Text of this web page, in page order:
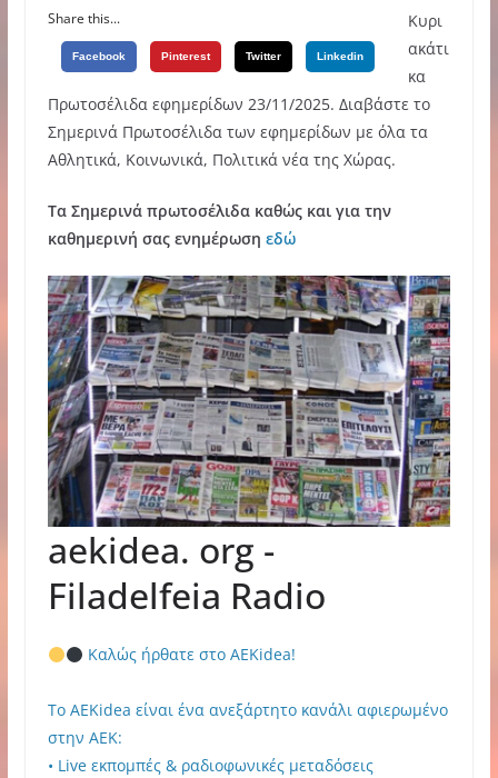
Share this...
Facebook Pinterest Twitter Linkedin
Κυρι
ακάτι
κα
Πρωτοσέλιδα εφημερίδων 23/11/2025. Διαβάστε το
Σημερινά Πρωτοσέλιδα των εφημερίδων με όλα τα
Αθλητικά, Κοινωνικά, Πολιτικά νέα της Χώρας.
Τα Σημερινά πρωτοσέλιδα καθώς και για την
καθημερινή σας ενημέρωση εδώ
aekidea. org -
Filadelfeia Radio
Καλώς ήρθατε στο AEKidea!
Το AEKidea είναι ένα ανεξάρτητο κανάλι αφιερωμένο
στην ΑΕΚ:
• Live εκπομπές & ραδιοφωνικές μεταδόσεις